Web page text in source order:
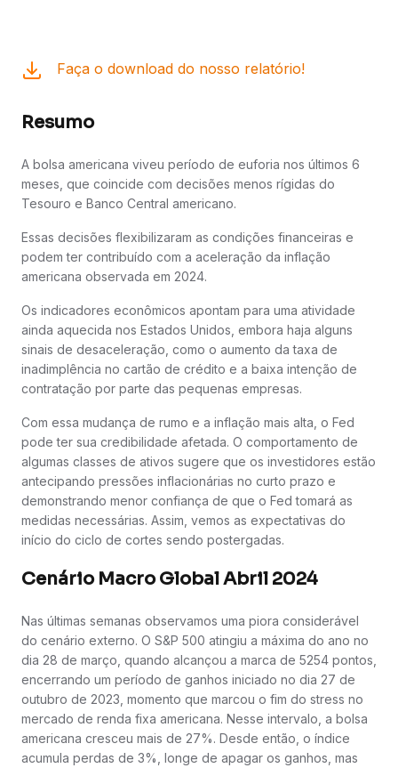
Faça o download do nosso relatório!
Resumo
A bolsa americana viveu período de euforia nos últimos 6
meses, que coincide com decisões menos rígidas do
Tesouro e Banco Central americano.
Essas decisões flexibilizaram as condições financeiras e
podem ter contribuído com a aceleração da inflação
americana observada em 2024.
Os indicadores econômicos apontam para uma atividade
ainda aquecida nos Estados Unidos, embora haja alguns
sinais de desaceleração, como o aumento da taxa de
inadimplência no cartão de crédito e a baixa intenção de
contratação por parte das pequenas empresas.
Com essa mudança de rumo e a inflação mais alta, o Fed
pode ter sua credibilidade afetada. O comportamento de
algumas classes de ativos sugere que os investidores estão
antecipando pressões inflacionárias no curto prazo e
demonstrando menor confiança de que o Fed tomará as
medidas necessárias. Assim, vemos as expectativas do
início do ciclo de cortes sendo postergadas.
Cenário Macro Global Abril 2024
Nas últimas semanas observamos uma piora considerável
do cenário externo. O S&P 500 atingiu a máxima do ano no
dia 28 de março, quando alcançou a marca de 5254 pontos,
encerrando um período de ganhos iniciado no dia 27 de
outubro de 2023, momento que marcou o fim do stress no
mercado de renda fixa americana. Nesse intervalo, a bolsa
americana cresceu mais de 27%. Desde então, o índice
acumula perdas de 3%, longe de apagar os ganhos, mas